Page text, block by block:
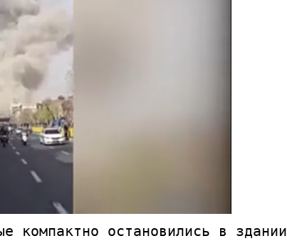
компактно остановились в здании